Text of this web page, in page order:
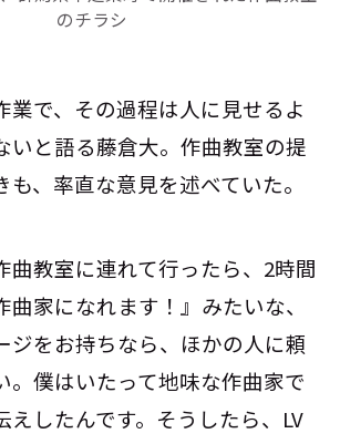
のチラシ
業で、その過程は人に見せるよ
いと語る藤倉大。作曲教室の提
、率直な意見を述べていた。
曲教室に連れて行ったら、2時間
家になれます！』みたいな、
ジをお持ちなら、ほかの人に頼
。僕はいたって地味な作曲家で
えしたんです。そうしたら、LV